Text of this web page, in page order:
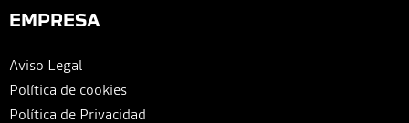
EMPRESA
Aviso Legal
Política de cookies
Política de Privacidad